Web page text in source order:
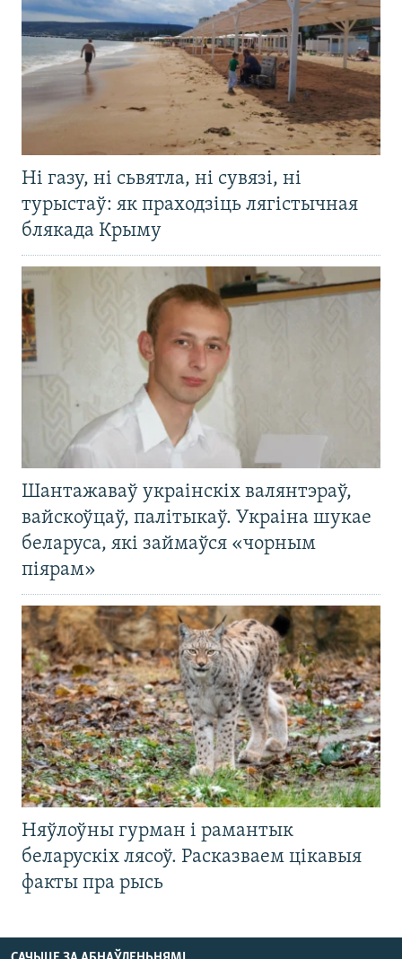
Ні газу, ні сьвятла, ні сувязі, ні
турыстаў: як праходзіць лягістычная
блякада Крыму
Шантажаваў украінскіх валянтэраў,
вайскоўцаў, палітыкаў. Украіна шукае
беларуса, які займаўся «чорным
піярам»
Няўлоўны гурман і рамантык
беларускіх лясоў. Расказваем цікавыя
факты пра рысь